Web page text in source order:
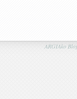
ARGIAko